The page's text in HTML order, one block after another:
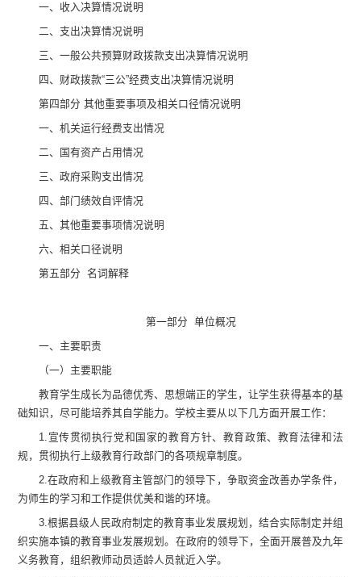
一、收入决算情况说明
二、支出决算情况说明
三、一般公共预算财政拨款支出决算情况说明
四、财政拨款“三公”经费支出决算情况说明
第四部分 其他重要事项及相关口径情况说明
一、 机关运行经费支出情况
二、
国有资产占用情况
三、 政府采购支出情况
四、 部门绩效自评情况
五、 其他重要事项情况说明
六、相关口径说明
第五部分 名词解释
第一部分 单位概况
一、主要职责
（一）主要职能
教育学生成长为品德优秀、思想端正的学生，让学生获得基本的基
础知识，尽可能培养其自学能力。学校主要从以下几方面开展工作：
1. 宣传贯彻执行党和国家的教育方针、教育政策、教育法律和法
规，贯彻执行上级教育行政部门的各项规章制度。
2.在政府和上级教育主管部门的领导下，争取资金改善办学条件，
为师生的学习和工作提供优美和谐的环境。
3.根据县级人民政府制定的教育事业发展规划，结合实际制定并组
织实施本镇的教育事业发展规划。在政府的领导下，全面开展普及九年
义务教育，组织教师动员适龄人员就近入学。